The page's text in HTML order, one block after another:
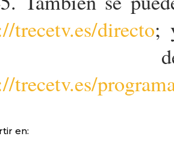
trecetv.es/directo;
del
trecetv.es/
en: